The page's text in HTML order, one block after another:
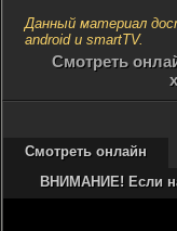
Данный материал
android и smartTV.
Cмотреть
Смотреть онлайн
ВНИМАНИЕ! Если